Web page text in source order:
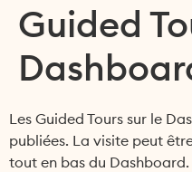
Guided
Les Guided Tours sur le
publiées. La visite peut
tout en bas du